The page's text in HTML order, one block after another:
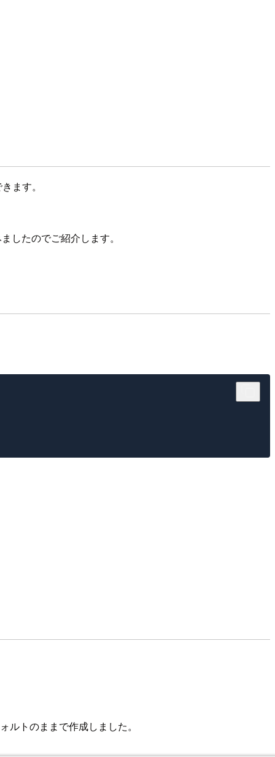
ます。
したのでご紹介します。
トのままで作成しました。